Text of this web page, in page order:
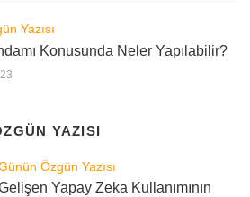
Yazısı
Konusunda Neler Yapılabilir?
YAZISI
Özgün Yazısı
Yapay Zeka Kullanımının